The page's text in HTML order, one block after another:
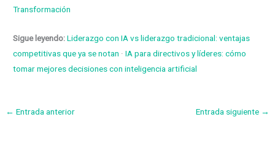
Transformación
Sigue leyendo:Liderazgo con IA vs liderazgo tradicional: ventajas
competitivas que ya se notan ·IA para directivos y líderes: cómo
tomar mejores decisiones con inteligencia artificial
← Entrada anterior Entrada siguiente →